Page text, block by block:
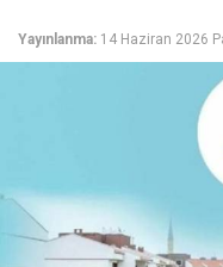
Yayınlanma: 14 Haziran 2026